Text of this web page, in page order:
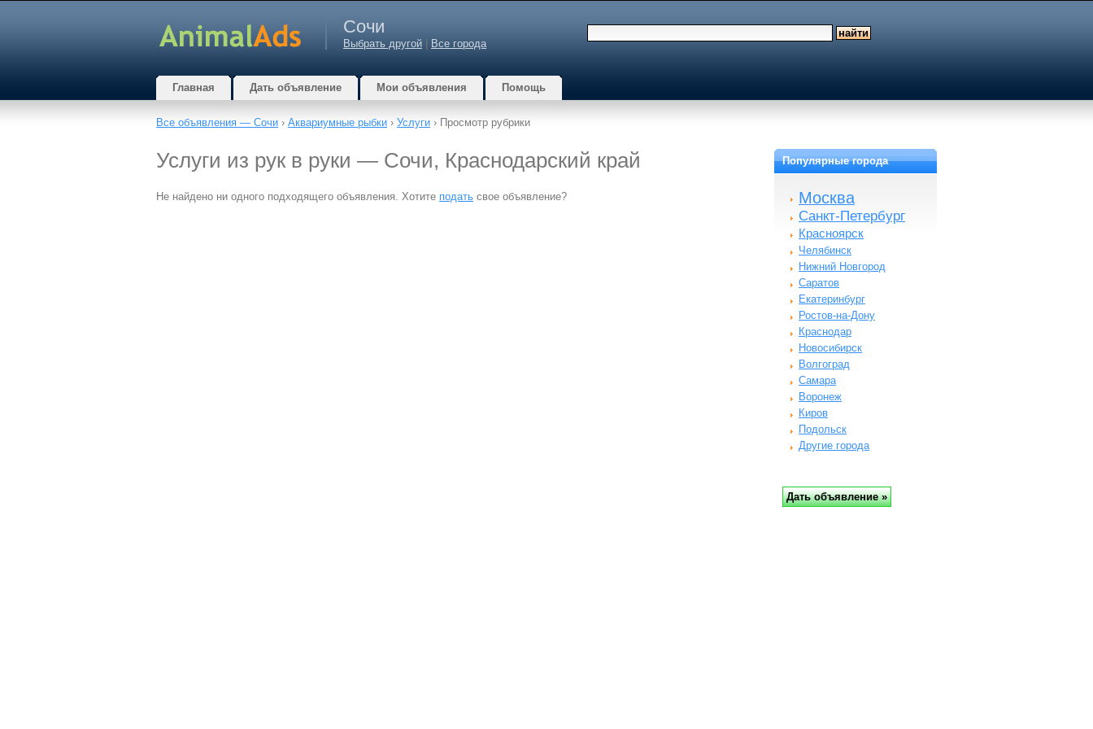
Сочи
Выбрать другой Все города
Главная Дать объявление Мои объявления Помощь
Все объявления — Сочи › Аквариумные рыбки › Услуги › Просмотр рубрики
Услуги из рук в руки — Сочи, Краснодарский край
Не найдено ни одного подходящего объявления. Хотите подать свое объявление?
Популярные города
Москва
Санкт-Петербург
Красноярск
Челябинск
Нижний Новгород
Саратов
Екатеринбург
Ростов-на-Дону
Краснодар
Новосибирск
Волгоград
Самара
Воронеж
Киров
Подольск
Другие города